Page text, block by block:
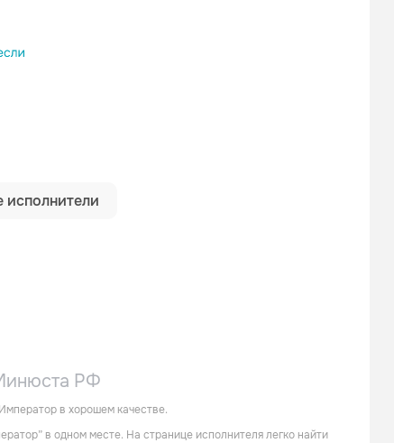
Би-2
Рок
РФ
в хорошем качестве.
в одном месте. На странице исполнителя легко найти